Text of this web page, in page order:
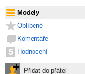
Modely
Oblíbené
Komentáře
Hodnocení